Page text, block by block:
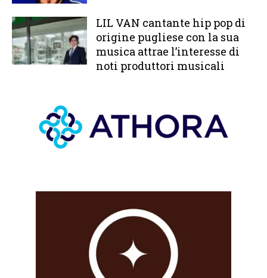
LIL VAN cantante hip pop di
origine pugliese con la sua
musica attrae l’interesse di
noti produttori musicali